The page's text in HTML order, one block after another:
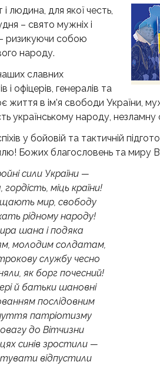
і людина, для якої честь,
– свято мужніх і
– ризикуючи собою
народу.
славних
і офіцерів, генералів та
життя в ім’я свободи України,
українському народу, незламну
у бойовій та тактичній
Божих благословень та миру
сили України —
міць країни!
мир, свободу
рідному народу!
шана і подяка
молодим солдатам,
службу чесно
як борг почесний!
й батьки шановні
послідовним
патріотизму
до Вітчизни
синів зростили —
відпустили